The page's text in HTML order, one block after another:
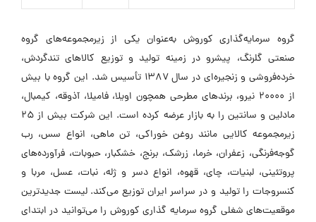
گروه سرمایه‌گذاری کوروش به‌عنوان یکی از زیرمجموعه‌های گروه
صنعتی گلرنگ، پیشرو در زمینه تولید و توزیع کالاهای تندگردش،
خرده‌فروشی و زنجیره‌ای در سال ۱۳۸۷ تأسیس شد. این گروه با بیش
از ۲۰۰۰۰ نیرو، برندهای مطرحی همچون اویلا، فامیلا، آذوقه، کیمبال،
مادلین و سانتین را به بازار عرضه کرده است. این شرکت بیش از ۲۵
زیرمجموعه کالایی مانند روغن خوراکی، تن ماهی، انواع سس، رب
گوجه‌فرنگی، زعفران، خرما، زرشک، برنج، خشکبار، حبوبات، فرآورده‌های
پروتئینی، لبنیات، چای، قهوه، انواع دسر و ژله، نبات، عسل، مربا و
کنسروجات را تولید و در سراسر ایران توزیع می‌کند. لیست جدیدترین
موقعیت‌های شغلی گروه سرمایه گذاری کوروش را می‌توانید در ابتدای